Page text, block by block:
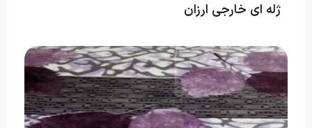
ژله ای خارجی ارزان